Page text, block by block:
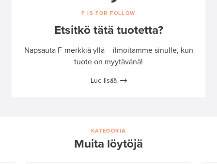
F IS FOR FOLLOW
Etsitkö tätä tuotetta?
Napsauta F-merkkiä yllä – ilmoitamme sinulle, kun
tuote on myytävänä!
Lue lisää
KATEGORIA
Muita löytöjä